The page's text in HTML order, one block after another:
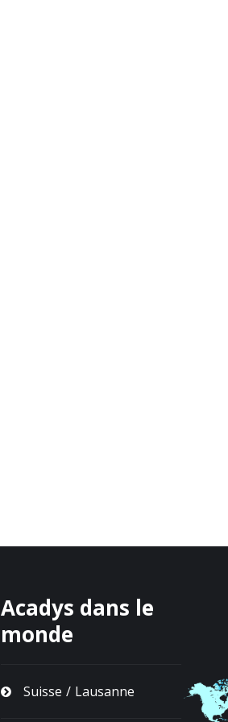
Acadys dans le
monde
Suisse / Lausanne